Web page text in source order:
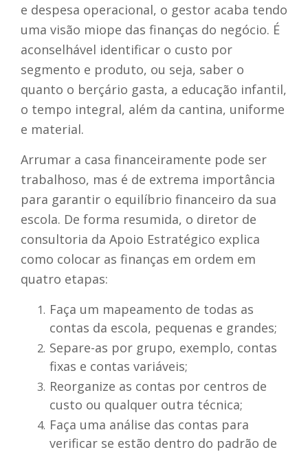
e despesa operacional, o gestor acaba tendo
uma visão miope das finanças do negócio. É
aconselhável identificar o custo por
segmento e produto, ou seja, saber o
quanto o berçário gasta, a educação infantil,
o tempo integral, além da cantina, uniforme
e material.
Arrumar a casa financeiramente pode ser
trabalhoso, mas é de extrema importância
para garantir o equilíbrio financeiro da sua
escola. De forma resumida, o diretor de
consultoria da Apoio Estratégico explica
como colocar as finanças em ordem em
quatro etapas:
Faça um mapeamento de todas as
contas da escola, pequenas e grandes;
Separe-as por grupo, exemplo, contas
fixas e contas variáveis;
Reorganize as contas por centros de
custo ou qualquer outra técnica;
Faça uma análise das contas para
verificar se estão dentro do padrão de